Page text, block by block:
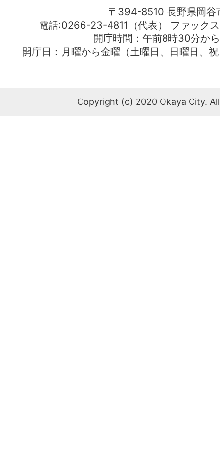
〒394-8510 長野県岡谷
電話:0266-23-4811（代表） ファッ
開庁時間：午前8時30分か
開庁日：月曜から金曜（土曜日、日曜日、
Copyright (c) 2020 Okaya City.